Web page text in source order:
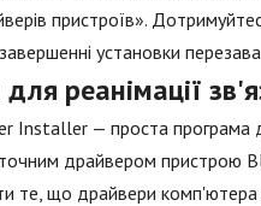
пристроїв».
установки
реанімації
Installer — проста програма
драйвером пристрою
те, що драйвери комп'ютера